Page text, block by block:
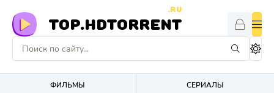
TOP.HDTORRENT
.RU
ФИЛЬМЫ СЕРИАЛЫ